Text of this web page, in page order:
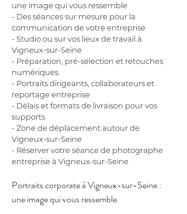
une image qui vous ressemble
- Des séances sur mesure pour la
communication de votre entreprise
- Studio ou sur vos lieux de travail à
Vigneux-sur-Seine
- Préparation, pré-sélection et retouches
numériques
- Portraits dirigeants, collaborateurs et
reportage entreprise
- Délais et formats de livraison pour vos
supports
- Zone de déplacement autour de
Vigneux-sur-Seine
- Réserver votre séance de photographe
entreprise à Vigneux-sur-Seine
Portraits corporate à Vigneux-sur-Seine :
une image qui vous ressemble